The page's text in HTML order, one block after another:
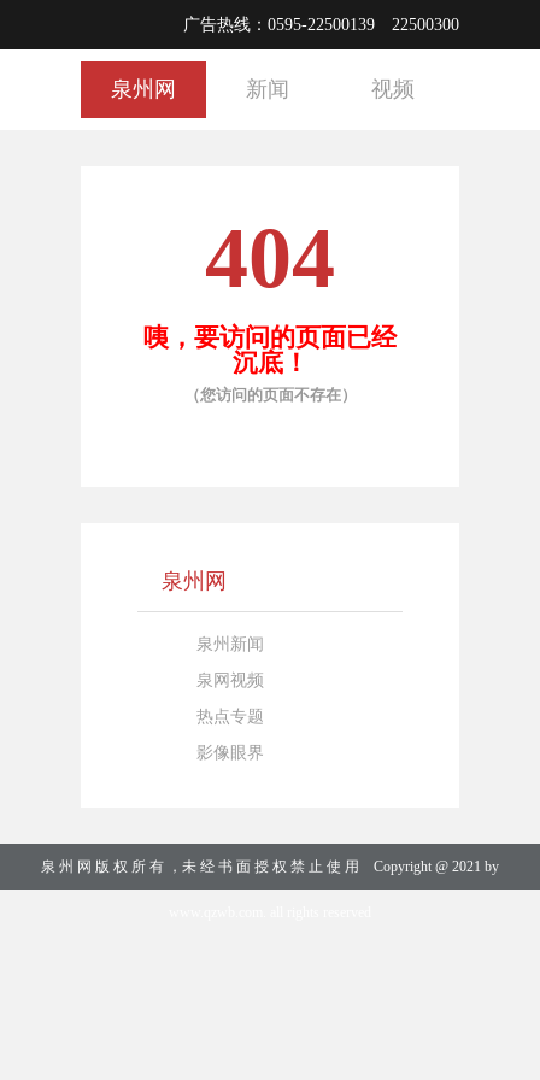
广告热线：0595-22500139 22500300
泉州网 新闻 视频
404
咦，要访问的页面已经
沉底！
（您访问的页面不存在）
泉州网
泉州新闻
泉网视频
热点专题
影像眼界
泉 州 网 版 权 所 有 ，未 经 书 面 授 权 禁 止 使 用 Copyright @ 2021 by